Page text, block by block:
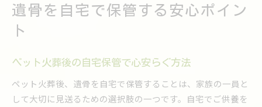
ペット火葬後も遺骨を自宅で守れる理由
長期自宅保管での心のサポートについて
遺骨を手元で供養するメリットを解説
湿度対策がカビ防止のカギになる理由
遺骨を自宅で保管する安心ポイン
ト
ペット火葬後の自宅保管で心安らぐ方法
ペット火葬後、遺骨を自宅で保管することは、家族の一員と
して大切に見送るための選択肢の一つです。自宅でご供養を